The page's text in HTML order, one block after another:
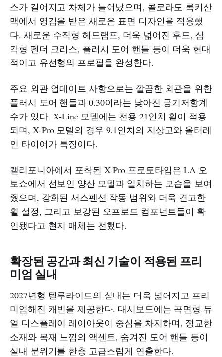
스가 길어지고 차체가 늘어났으며, 콜로라도 록키산
맥에서 영감을 받은 새로운 표면 디자인을 적용했
다. 새로운 수직형 헤드램프, 더욱 넓어진 후드, 삼
각형 펜더 크리스, 플러시 도어 핸들 등이 더욱 현대
적이고 유선형의 프로필을 완성한다.
주요 외관 업데이트 사항으로는 깔끔한 외관을 위한
플러시 도어 핸들과 0.30이라는 낮아진 공기저항계
수가 있다. X-Line 모델에는 전용 21인치 휠이 적용
되며, X-Pro 모델의 경우 9.1인치의 지상고와 올터레
인 타이어가 특징이다.
캘리포니아에서 포착된 X-Pro 프로토타입은 LA 오
토쇼에서 선보인 양산 모델과 일치하는 모습을 보여
줬으며, 강화된 서스펜션 작동 범위와 더욱 견고한
휠 설정, 그리고 보강된 오프로드 컴포넌트들이 확
인됐다고 현지 매체는 전했다.
확장된 공간과 최신 기술이 적용된 프리
미엄 실내
2027년형 텔루라이드의 실내는 더욱 넓어지고 프리
미엄해진 캐빈을 제공한다. 대시보드에는 곡면형 듀
얼 디스플레이 레이아웃이 중심을 차지하며, 정교한
소재와 목재 느낌의 액센트, 숨겨진 도어 핸들 등이
실내 분위기를 한층 고급스럽게 연출한다.